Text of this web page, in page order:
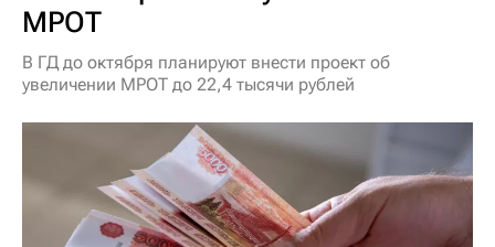
МРОТ
В ГД до октября планируют внести проект об
увеличении МРОТ до 22,4 тысячи рублей